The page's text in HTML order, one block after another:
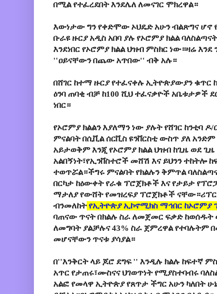
በሚል የተፈረደበት እንደሌለ ለመናገር ሞክረዋል።
እውነታው ግን የቀድሞው ኦህዴድ አሁን ብልጽግና ሆኖ
ቡራዩ ዙርያ አዲስ አበባ ያሉ የኦሮምያ ክልል
እንደነበር የኦሮምያ ክልል ህዝብ ምስክር ነው።ዛሬ
''ዐይናቸውን በጨው አጥበው'' ብቅ አሉ።
በሸገር ከተማ ዙርያ የተፈናቀሉ ኢትዮጵያውያን ቁጥር
ዕንባ ጠባቂ ብቻ ከ100 ሺህ ተፈናቃዮች አቤቱታዎች
ነበር።
የኦሮምያ ክልልን እያለማን ነው ያሉት የሸገር ከንቲባ
ምናልባት በሲቪል ሰርቪስ ዩንቨርስቲ ውስጥ ያለ
አይታወቅም እንጂ የኦሮምያ ክልል ህዝብ ከጊዜ ወደ ጊዜ
አልበኝነት፣የኢንቨስተሮች መሸሽ እና ይህንን ተከትሎ
ተወጥሯል።ችግሩ ምናልባት የክልሉን ቅምጥል
በርካታ ከዕውቀት የራቁ ፕሮጀክቶች እና የታይታ
ማታለያ የውሸት የመዝረፍያ ፕሮጀክቶች
ብንመለከት የኢትዮጵያ ኢኮኖሚክስ ማኅበር ከኦሮምያ
ባጠናው ጥናት በክልሉ ስራ ለመጀመር ፍቃድ ከወሰዱት
ለመግባት ያልቻሉና 43% ስራ ጀምረዋል የተባሉትም
መሆናቸውን ጥናቱ ያሳያል።
በ''እንቅርት ላይ ጆሮ ደግፍ '' እንዲሉ ክልሉ ከፍተኛ
አጥር የታጠሩ፣ሙስናና ህገወጥነት የሚያስተባብሩ
አልፎ የመላዋ ኢትዮጵያ የጸጥታ ችግር አሁን ካለበት